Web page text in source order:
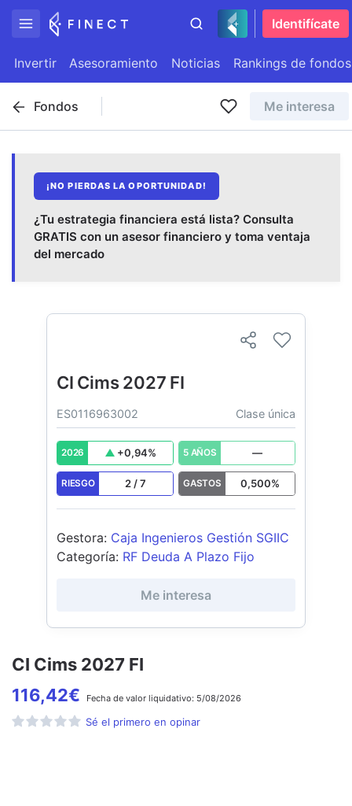
Identifícate
Invertir Asesoramiento Noticias Rankings de fondos
Fondos Me interesa
¡NO PIERDAS LA OPORTUNIDAD!
¿Tu estrategia financiera está lista? Consulta
GRATIS con un asesor financiero y toma ventaja
del mercado
CI Cims 2027 FI
116,42€ Fecha de valor liquidativo: 5/08/2026
Sé el primero en opinar
CI Cims 2027 FI
ES0116963002 Clase única
2026 +0,94% 5 AÑOS —
RIESGO 2 /7 GASTOS 0,500%
Gestora: Caja Ingenieros Gestión SGIIC
Categoría: RF Deuda A Plazo Fijo
Me interesa